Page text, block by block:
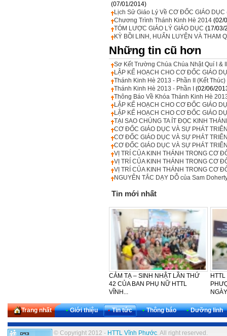
(07/01/2014)
Lịch Sử Giáo Lý Về CƠ ĐỐC GIÁO DỤC
Chương Trình Thánh Kinh Hè 2014 (02/
TÓM LƯỢC GIÁO LÝ GIÁO DỤC (17/03/
KỲ BỒI LINH, HUẤN LUYỆN VÀ THAM
Những tin cũ hơn
Sơ Kết Trường Chúa Chúa Nhật Quí I &
LẬP KẾ HOẠCH CHO CƠ ĐỐC GIÁO
Thánh Kinh Hè 2013 - Phần II (Kết Thúc)
Thánh Kinh Hè 2013 - Phần I
(02/06/
Thông Báo Về Khóa Thánh Kinh Hè
LẬP KẾ HOẠCH CHO CƠ ĐỐC GIÁO
LẬP KẾ HOẠCH CHO CƠ ĐỐC GIÁO
TẠI SAO CHÚNG TA ÍT ĐỌC KINH
CƠ ĐỐC GIÁO DỤC VÀ SỰ PHÁT
CƠ ĐỐC GIÁO DỤC VÀ SỰ PHÁT
CƠ ĐỐC GIÁO DỤC VÀ SỰ PHÁT
VỊ TRÍ CỦA KINH THÁNH TRONG CƠ
VỊ TRÍ CỦA KINH THÁNH TRONG CƠ
VỊ TRÍ CỦA KINH THÁNH TRONG CƠ
NGUYÊN TẮC DẠY DỖ của Sam
Tin mới nhất
CẢM TẠ – SINH NHẬT LẦN THỨ
42 CỦA BAN PHỤ NỮ HTTL
VĨNH...
Trang nhất • Giới thiệu • Tin tức • Thông báo • Dưỡng linh
© Copyright 2012 - HTTL Vĩnh Phước. All right reserved.